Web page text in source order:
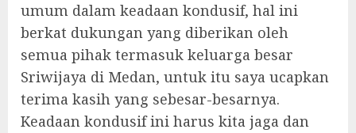
umum dalam keadaan kondusif, hal ini
berkat dukungan yang diberikan oleh
semua pihak termasuk keluarga besar
Sriwijaya di Medan, untuk itu saya ucapkan
terima kasih yang sebesar-besarnya.
Keadaan kondusif ini harus kita jaga dan